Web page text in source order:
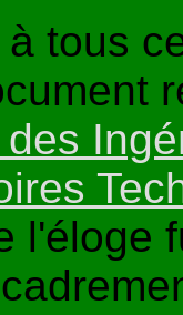
tous
l'éloge